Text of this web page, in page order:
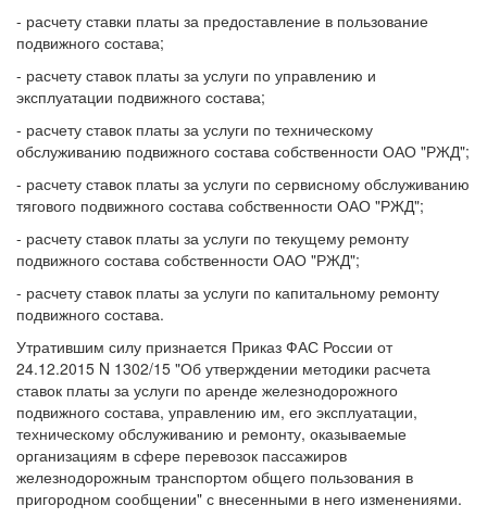
- расчету ставки платы за предоставление в пользование
подвижного состава;
- расчету ставок платы за услуги по управлению и
эксплуатации подвижного состава;
- расчету ставок платы за услуги по техническому
обслуживанию подвижного состава собственности ОАО "РЖД";
- расчету ставок платы за услуги по сервисному обслуживанию
тягового подвижного состава собственности ОАО "РЖД";
- расчету ставок платы за услуги по текущему ремонту
подвижного состава собственности ОАО "РЖД";
- расчету ставок платы за услуги по капитальному ремонту
подвижного состава.
Утратившим силу признается Приказ ФАС России от
24.12.2015 N 1302/15 "Об утверждении методики расчета
ставок платы за услуги по аренде железнодорожного
подвижного состава, управлению им, его эксплуатации,
техническому обслуживанию и ремонту, оказываемые
организациям в сфере перевозок пассажиров
железнодорожным транспортом общего пользования в
пригородном сообщении" с внесенными в него изменениями.